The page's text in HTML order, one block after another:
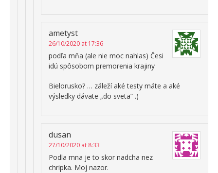
ametyst
26/10/2020 at 17:36
podľa mňa (ale nie moc nahlas) Česi
idú spôsobom premorenia krajiny
Bielorusko? … záleží aké testy máte a aké
výsledky dávate „do sveta“ .)
dusan
27/10/2020 at 8:33
Podla mna je to skor nadcha nez
chripka. Moj nazor.